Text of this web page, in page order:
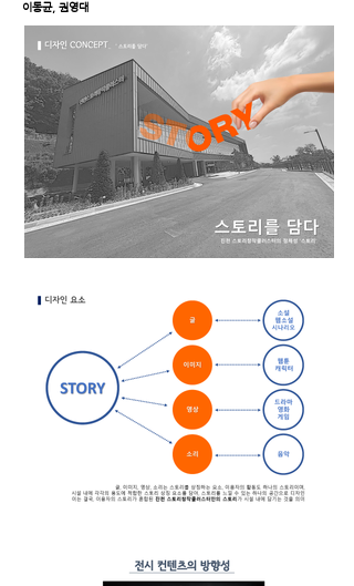
이동균, 권영대